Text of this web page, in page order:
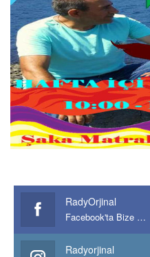
RadyOrjinal
Facebook'ta Bize Katılın
Radyorjinal